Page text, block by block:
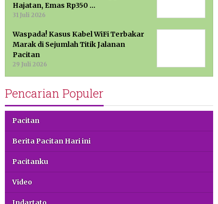
Hajatan, Emas Rp350 …
31 Juli 2026
Waspada! Kasus Kabel WiFi Terbakar
Marak di Sejumlah Titik Jalanan
Pacitan
29 Juli 2026
Pencarian Populer
Pacitan
Berita Pacitan Hari ini
Pacitanku
Video